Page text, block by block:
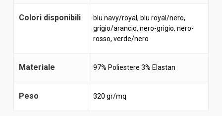
Colori disponibili blu navy/royal, blu royal/nero,
grigio/arancio, nero-grigio, nero-
rosso, verde/nero
Materiale 97% Poliestere 3% Elastan
Peso 320 gr/mq